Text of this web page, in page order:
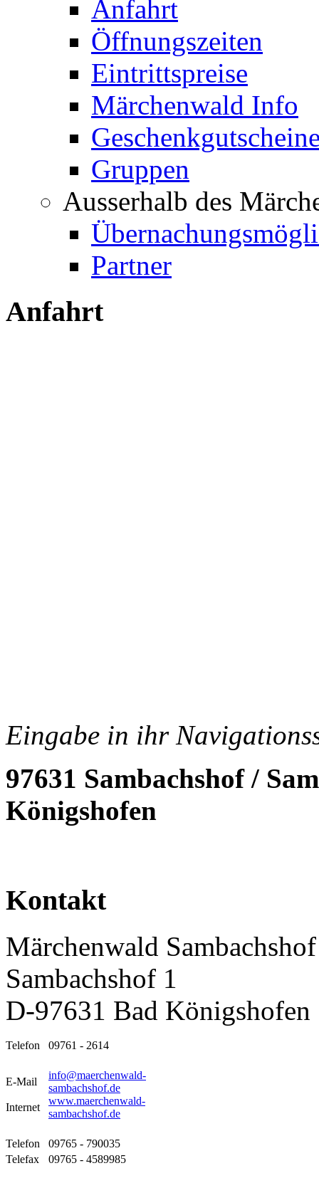
Anfahrt
Öffnungszeiten
Eintrittspreise
Märchenwald Info
Gruppen
Ausserhalb des
Partner
Anfahrt
Eingabe in ihr
97631 Sambachshof /
Königshofen
Kontakt
Märchenwald Sambachshof
Sambachshof 1
D-97631 Bad Königshofen
Telefon 09761 - 2614
E-Mail
info@maerchenwald-
sambachshof.de
Internet
www.maerchenwald-
sambachshof.de
Telefon
09765 - 790035
Telefax
09765 - 4589985